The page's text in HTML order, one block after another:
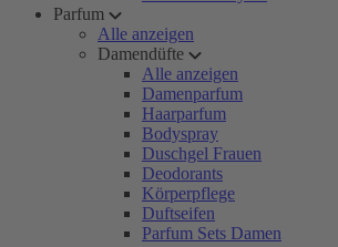
Parfum
Alle anzeigen
Damendüfte
Alle anzeigen
Damenparfum
Haarparfum
Bodyspray
Duschgel Frauen
Deodorants
Körperpflege
Duftseifen
Parfum Sets Damen